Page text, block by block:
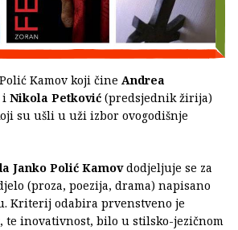
Kamov koji čine Andrea
i Nikola Petković (predsjednik žirija)
su ušli u uži izbor ovogodišnje
Janko Polić Kamovdodjeljuje se za
(proza, poezija, drama) napisano
Kriterij odabira prvenstveno je
te inovativnost, bilo u stilsko-jezičnom